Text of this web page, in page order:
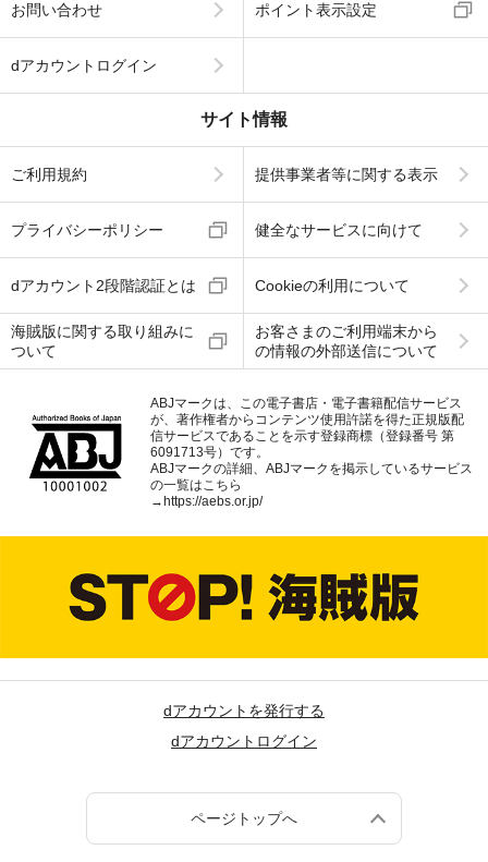
お問い合わせ ポイント表示設定
dアカウントログイン
サイト情報
ご利用規約 提供事業者等に関する表示
プライバシーポリシー 健全なサービスに向けて
dアカウント2段階認証とは Cookieの利用について
海賊版に関する取り組みに
ついて
お客さまのご利用端末から
の情報の外部送信について
ABJマークは、この電子書店・電子書籍配信サービス
が、著作権者からコンテンツ使用許諾を得た正規版配
信サービスであることを示す登録商標（登録番号 第
6091713号）です。
ABJマークの詳細、ABJマークを掲示しているサービス
の一覧はこちら
→ https://aebs.or.jp/
dアカウントを発行する
dアカウントログイン
ページトップへ